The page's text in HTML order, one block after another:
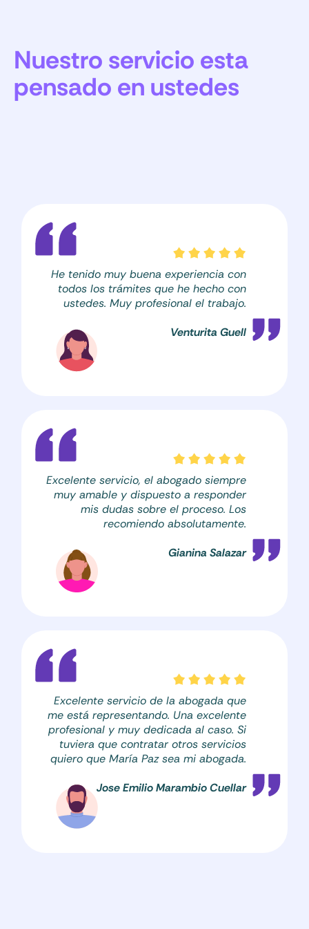
que por más de 5 años es conocido con el
nombre que desea utilizar
Nuestro servicio esta
pensado en ustedes
He tenido muy buena experiencia con
todos los trámites que he hecho con
ustedes. Muy profesional el trabajo.
Venturita Guell
Excelente servicio, el abogado siempre
muy amable y dispuesto a responder
mis dudas sobre el proceso. Los
recomiendo absolutamente.
Gianina Salazar
Excelente servicio de la abogada que
me está representando. Una excelente
profesional y muy dedicada al caso. Si
tuviera que contratar otros servicios
quiero que María Paz sea mi abogada.
Jose Emilio Marambio Cuellar